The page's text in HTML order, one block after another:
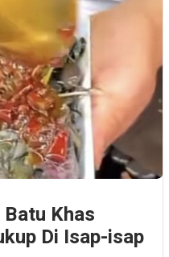
Khas
Di Isap-isap